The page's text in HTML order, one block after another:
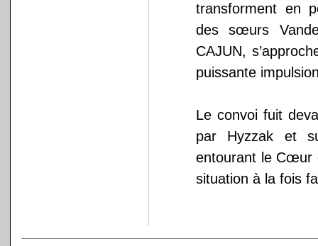
transforment en
des sœurs
CAJUN,
puissante
Le convoi fuit
par Hyzzak et
entourant le Cœur
situation à la fois